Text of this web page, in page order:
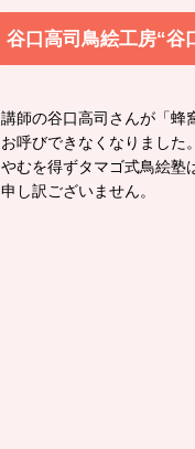
谷口高司鳥絵工房“
講師の谷口高司さんが「蜂
お呼びできなくなりました。
やむを得ずタマゴ式鳥絵塾
申し訳ございません。